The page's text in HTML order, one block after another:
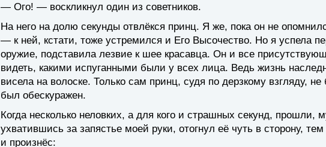
— Ого! — воскликнул один из советников.
На него на долю секунды отвлёкся принц. Я же, пока он не
— к ней, кстати, тоже устремился и Его Высочество. Но я успела
оружие, подставила лезвие к шее красавца. Он и все
видеть, какими испуганными были у всех лица. Ведь жизнь
висела на волоске. Только сам принц, судя по дерзкому взгляду,
был обескуражен.
Когда несколько неловких, а для кого и страшных секунд, прошли,
ухватившись за запястье моей руки, отогнул её чуть в сторону,
и произнёс: